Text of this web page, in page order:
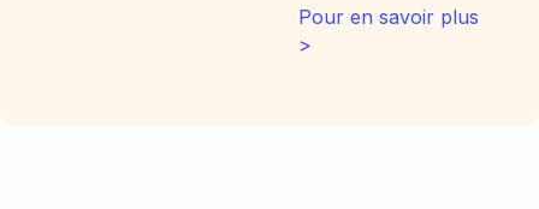
Pour en savoir plus
>